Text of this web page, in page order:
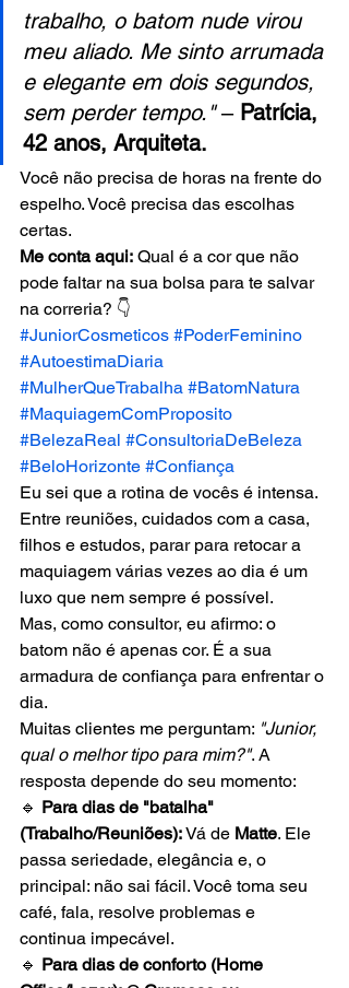
trabalho, o batom nude virou
meu aliado. Me sinto arrumada
e elegante em dois segundos,
sem perder tempo." – Patrícia,
42 anos, Arquiteta.
Você não precisa de horas na frente do
espelho. Você precisa das escolhas
certas.
Me conta aqui: Qual é a cor que não
pode faltar na sua bolsa para te salvar
na correria? 👇
#JuniorCosmeticos #PoderFeminino
#AutoestimaDiaria
#MulherQueTrabalha #BatomNatura
#MaquiagemComProposito
#BelezaReal #ConsultoriaDeBeleza
#BeloHorizonte #Confiança
Eu sei que a rotina de vocês é intensa.
Entre reuniões, cuidados com a casa,
filhos e estudos, parar para retocar a
maquiagem várias vezes ao dia é um
luxo que nem sempre é possível.
Mas, como consultor, eu afirmo: o
batom não é apenas cor. É a sua
armadura de confiança para enfrentar o
dia.
Muitas clientes me perguntam: "Junior,
qual o melhor tipo para mim?". A
resposta depende do seu momento:
🔹 Para dias de "batalha"
(Trabalho/Reuniões): Vá de Matte. Ele
passa seriedade, elegância e, o
principal: não sai fácil. Você toma seu
café, fala, resolve problemas e
continua impecável.
🔹 Para dias de conforto (Home